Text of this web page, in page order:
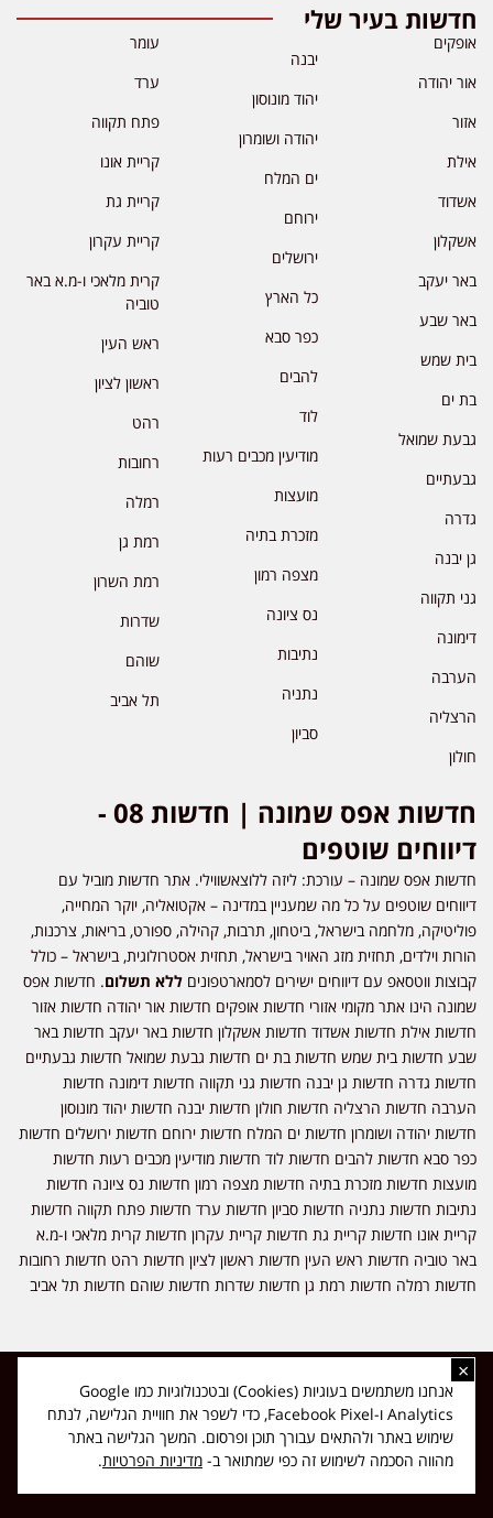
חדשות בעיר שלי
אופקים
אור יהודה
אזור
אילת
אשדוד
אשקלון
באר יעקב
באר שבע
בית שמש
בת ים
גבעת שמואל
גבעתיים
גדרה
גן יבנה
גני תקווה
דימונה
הערבה
הרצליה
חולון
יבנה
יהוד מונוסון
יהודה ושומרון
ים המלח
ירוחם
ירושלים
כל הארץ
כפר סבא
להבים
לוד
מודיעין מכבים רעות
מועצות
מזכרת בתיה
מצפה רמון
נס ציונה
נתיבות
נתניה
סביון
עומר
ערד
פתח תקווה
קריית אונו
קריית גת
קריית עקרון
קרית מלאכי ו-מ.א באר
טוביה
ראש העין
ראשון לציון
רהט
רחובות
רמלה
רמת גן
רמת השרון
שדרות
שוהם
תל אביב
חדשות אפס שמונה | חדשות 08 -
דיווחים שוטפים
חדשות אפס שמונה – עורכת: ליזה ללוצאשווילי. אתר חדשות מוביל עם
דיווחים שוטפים על כל מה שמעניין במדינה – אקטואליה, יוקר המחייה,
פוליטיקה, מלחמה בישראל, ביטחון, תרבות, קהילה, ספורט, בריאות, צרכנות,
הורות וילדים, תחזית מזג האויר בישראל, תחזית אסטרולוגית, בישראל – כולל
קבוצות ווטסאפ עם דיווחים ישירים לסמארטפונים ללא תשלום. חדשות אפס
שמונה הינו אתר מקומי אזורי חדשות אופקים חדשות אור יהודה חדשות אזור
חדשות אילת חדשות אשדוד חדשות אשקלון חדשות באר יעקב חדשות באר
שבע חדשות בית שמש חדשות בת ים חדשות גבעת שמואל חדשות גבעתיים
חדשות גדרה חדשות גן יבנה חדשות גני תקווה חדשות דימונה חדשות
הערבה חדשות הרצליה חדשות חולון חדשות יבנה חדשות יהוד מונוסון
חדשות יהודה ושומרון חדשות ים המלח חדשות ירוחם חדשות ירושלים חדשות
כפר סבא חדשות להבים חדשות לוד חדשות מודיעין מכבים רעות חדשות
מועצות חדשות מזכרת בתיה חדשות מצפה רמון חדשות נס ציונה חדשות
נתיבות חדשות נתניה חדשות סביון חדשות ערד חדשות פתח תקווה חדשות
קריית אונו חדשות קריית גת חדשות קריית עקרון חדשות קרית מלאכי ו-מ.א
באר טוביה חדשות ראש העין חדשות ראשון לציון חדשות רהט חדשות רחובות
חדשות רמלה חדשות רמת גן חדשות שדרות חדשות שוהם חדשות תל אביב
כל הזכויות שמורות ל-ליזה ללוצאשווילי - חדשות אפס שמונה - דיווחים בזמן
אמת, נוסד בשנת 2019 | טל' לפרסומים 054-9759222 מייל מערכת
news08.net@gmail.com
Made with ❤ byDIGITA
×
אנחנו משתמשים בעוגיות (Cookies) ובטכנולוגיות כמו Google
Analytics ו-Facebook Pixel, כדי לשפר את חוויית הגלישה, לנתח
שימוש באתר ולהתאים עבורך תוכן ופרסום. המשך הגלישה באתר
מהווה הסכמה לשימוש זה כפי שמתואר ב- מדיניות הפרטיות.